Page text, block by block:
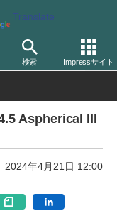
Translate
検索 Impressサイト
フォクトレンダー
Aspherical III
2024年4月21日 12:00